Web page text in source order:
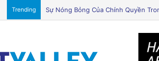
Trending Khám Phá Máy Đào Hầm Nổ Đá Đầu